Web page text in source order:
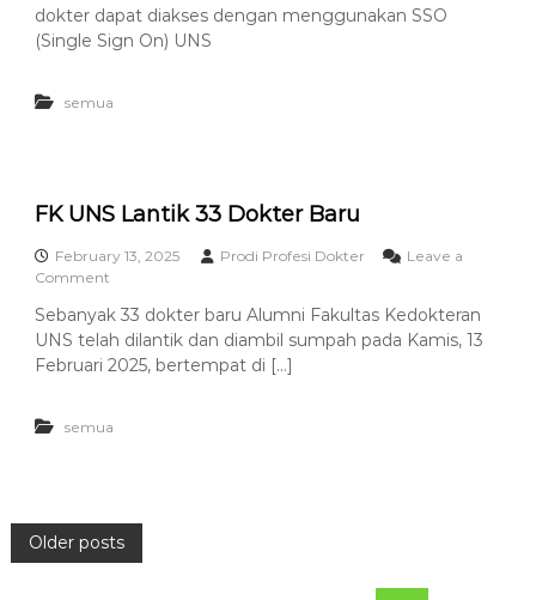
P
D
o
t
e
r
S
P
r
f
o
t
e
dokter dapat diakses dengan menggunakan SSO
(Single Sign On) UNS
semua
FK UNS Lantik 33 Dokter Baru
February 13, 2025 Prodi Profesi Dokter
Leave a
Commento
F
K
U
L
k
Sebanyak 33 dokter baru Alumni Fakultas Kedokteran
UNS telah dilantik dan diambil sumpah pada Kamis, 13
Februari 2025, bertempat di […]
semua
POlder posts